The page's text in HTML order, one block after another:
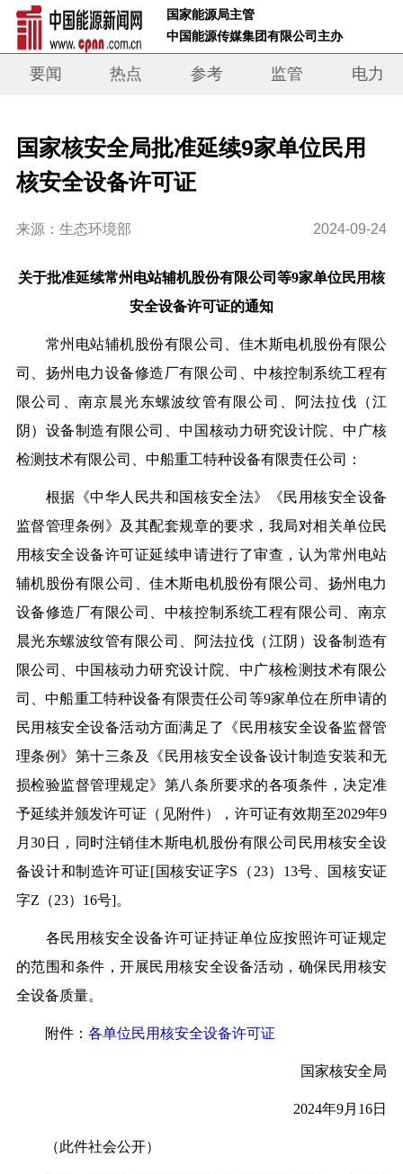
国家能源局主管
中国能源传媒集团有限公司主办
要闻 热点 参考 监管 电力
国家核安全局批准延续9家单位民用
核安全设备许可证
来源：生态环境部 2024-09-24
关于批准延续常州电站辅机股份有限公司等9家单位民用核
安全设备许可证的通知
常州电站辅机股份有限公司、佳木斯电机股份有限公
司、扬州电力设备修造厂有限公司、中核控制系统工程有
限公司、南京晨光东螺波纹管有限公司、阿法拉伐（江
阴）设备制造有限公司、中国核动力研究设计院、中广核
检测技术有限公司、中船重工特种设备有限责任公司：
根据《中华人民共和国核安全法》《民用核安全设备
监督管理条例》及其配套规章的要求，我局对相关单位民
用核安全设备许可证延续申请进行了审查，认为常州电站
辅机股份有限公司、佳木斯电机股份有限公司、扬州电力
设备修造厂有限公司、中核控制系统工程有限公司、南京
晨光东螺波纹管有限公司、阿法拉伐（江阴）设备制造有
限公司、中国核动力研究设计院、中广核检测技术有限公
司、中船重工特种设备有限责任公司等9家单位在所申请的
民用核安全设备活动方面满足了《民用核安全设备监督管
理条例》第十三条及《民用核安全设备设计制造安装和无
损检验监督管理规定》第八条所要求的各项条件，决定准
予延续并颁发许可证（见附件），许可证有效期至2029年9
月30日，同时注销佳木斯电机股份有限公司民用核安全设
备设计和制造许可证[国核安证字S（23）13号、国核安证
字Z（23）16号]。
各民用核安全设备许可证持证单位应按照许可证规定
的范围和条件，开展民用核安全设备活动，确保民用核安
全设备质量。
附件： 各单位民用核安全设备许可证
国家核安全局
2024年9月16日
（此件社会公开）